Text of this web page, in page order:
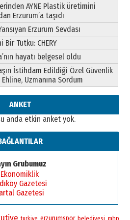
AYNE Plastik üretimini
Erzurum’a taşıdı
Erzurum Sevdası
Bir Tutku: CHERY
hayatı belgesel oldu
İstihdam Edildiği Özel Güvenlik
Uzmanına Sordum
ANKET
anda etkin anket yok.
Grubumuz
Ekonomiklik
Gazetesi
Gazetesi
turkiye erzurumspor belediyesi mhp